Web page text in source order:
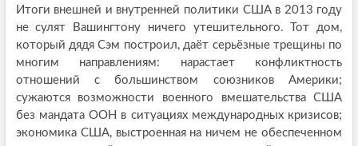
Итоги внешней и внутренней политики США в 2013 году
не сулят Вашингтону ничего утешительного. Тот дом,
который дядя Сэм построил, даёт серьёзные трещины по
многим направлениям: нарастает конфликтность
отношений с большинством союзников Америки;
сужаются возможности военного вмешательства США
без мандата ООН в ситуациях международных кризисов;
экономика США, выстроенная на ничем не обеспеченном